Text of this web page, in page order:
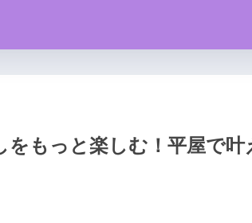
をもっと楽しむ！平屋で